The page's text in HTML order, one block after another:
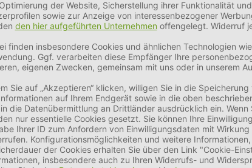
(max. 13 kg)
& große Hunde (max. 70 kg)
sehr große Hunde (max. 95 kg)
im Licht aufgeladen werden. Anschließend leuchtet
sie daher nach dem Spaziergang mit einem milden